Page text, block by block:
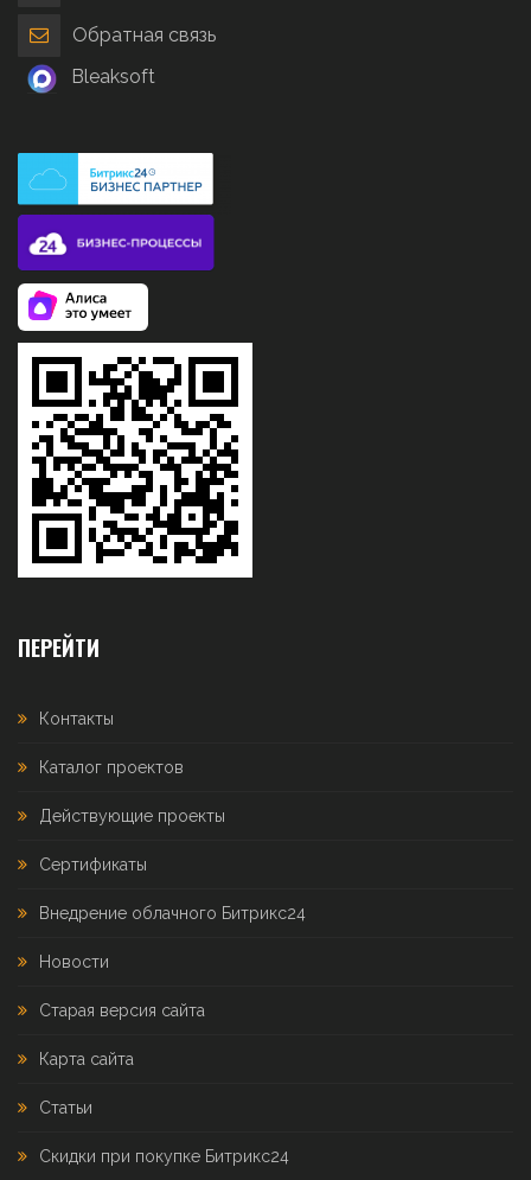
Обратная связь
Bleaksoft
ПЕРЕЙТИ
Контакты
Каталог проектов
Действующие проекты
Сертификаты
Внедрение облачного Битрикс24
Новости
Старая версия сайта
Карта сайта
Статьи
Скидки при покупке Битрикс24